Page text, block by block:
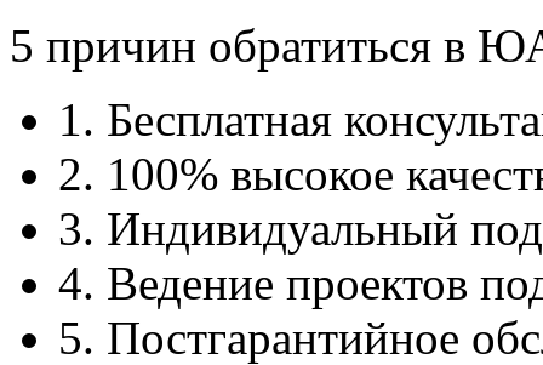
5 причин обратиться в
1. Бесплатная
2. 100% высокое
3. Индивидуальный
4. Ведение проектов
5. Постгарантийное